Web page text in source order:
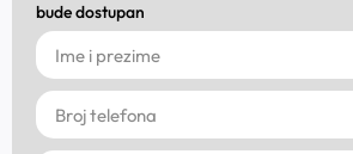
bude dostupan